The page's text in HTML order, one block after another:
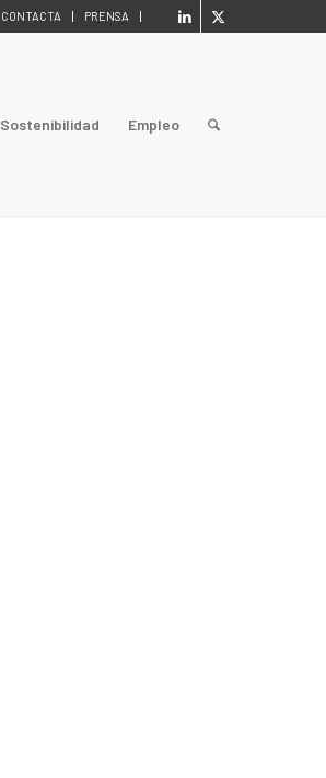
CONTACTA PRENSA
Sostenibilidad Empleo